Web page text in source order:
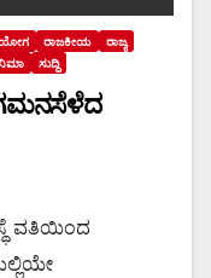
ರಾಜಕೀಯ
ರಾಜ್ಯ
ಸುದ್ದಿ
ವತಿಯಿಂದ